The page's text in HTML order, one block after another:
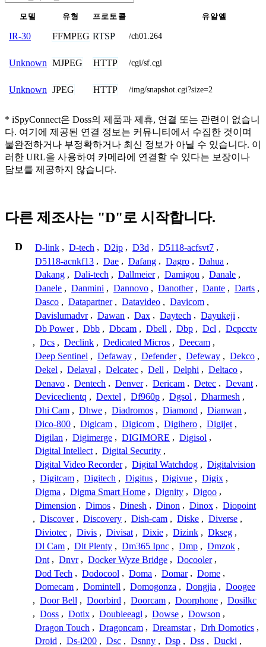
모델 유형 프로토콜 유알엘
IR-30 FFMPEG RTSP /ch01.264
Unknown MJPEG HTTP /cgi/sf.cgi
Unknown JPEG HTTP /img/snapshot.cgi?size=2
* iSpyConnect은 Doss의 제품과 제휴, 연결 또는 관련이 없습니
다. 여기에 제공된 연결 정보는 커뮤니티에서 수집한 것이며
불완전하거나 부정확하거나 최신 정보가 아닐 수 있습니다. 이
러한 URL을 사용하여 카메라에 연결할 수 있다는 보장이나
담보를 제공하지 않습니다.
다른 제조사는 "D"로 시작합니다.
D D-link , D-tech , D2ip , D3d , D5118-acfsvt7 ,
D5118-acnkf13 , Dae , Dafang , Dagro , Dahua ,
Dakang , Dali-tech , Dallmeier , Damigou , Danale ,
Danele , Danmini , Dannovo , Danother , Dante , Darts ,
Dasco , Datapartner , Datavideo , Davicom ,
Davislumadvr , Dawan , Dax , Daytech , Dayukeji ,
Db Power , Dbb , Dbcam , Dbell , Dbp , Dcl , Dcpcctv
, Dcs , Declink , Dedicated Micros , Deecam ,
Deep Sentinel , Defaway , Defender , Defeway , Dekco ,
Dekel , Delaval , Delcatec , Dell , Delphi , Deltaco ,
Denavo , Dentech , Denver , Dericam , Detec , Devant ,
Deviceclientq , Dextel , Df960p , Dgsol , Dharmesh ,
Dhi Cam , Dhwe , Diadromos , Diamond , Dianwan ,
Dico-800 , Digicam , Digicom , Digihero , Digijet ,
Digilan , Digimerge , DIGIMORE , Digisol ,
Digital Intellect , Digital Security ,
Digital Video Recorder , Digital Watchdog , Digitalvision
, Digitcam , Digitech , Digitus , Digivue , Digix ,
Digma , Digma Smart Home , Dignity , Digoo ,
Dimension , Dimos , Dinesh , Dinon , Dinox , Diopoint
, Discover , Discovery , Dish-cam , Diske , Diverse ,
Diviotec , Divis , Divisat , Dixie , Dizink , Dkseg ,
Dl Cam , Dlt Plenty , Dm365 Ipnc , Dmp , Dmzok ,
Dnt , Dnvr , Docker Wyze Bridge , Docooler ,
Dod Tech , Dodocool , Doma , Domar , Dome ,
Domecam , Domintell , Domogonza , Dongjia , Doogee
, Door Bell , Doorbird , Doorcam , Doorphone , Dosilkc
, Doss , Dotix , Doubleeagl , Dowse , Dowson ,
Dragon Touch , Dragoncam , Dreamstar , Drh Domotics ,
Droid , Ds-i200 , Dsc , Dsnny , Dsp , Dss , Ducki ,